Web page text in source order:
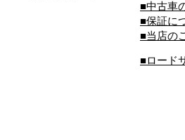
■中古車
■保証に
■当店の
■ロード